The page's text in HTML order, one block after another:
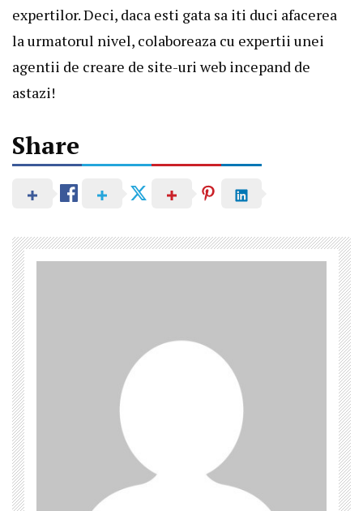
expertilor. Deci, daca esti gata sa iti duci afacerea
la urmatorul nivel, colaboreaza cu expertii unei
agentii de creare de site-uri web incepand de
astazi!
Share